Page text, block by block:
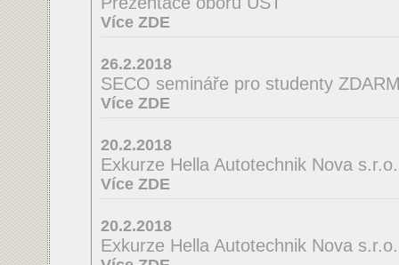
Více ZDE
26.2.2018
SECO semináře pro studenty
Více ZDE
20.2.2018
Exkurze Hella Autotechnik Nova
Více ZDE
20.2.2018
Exkurze Hella Autotechnik Nova